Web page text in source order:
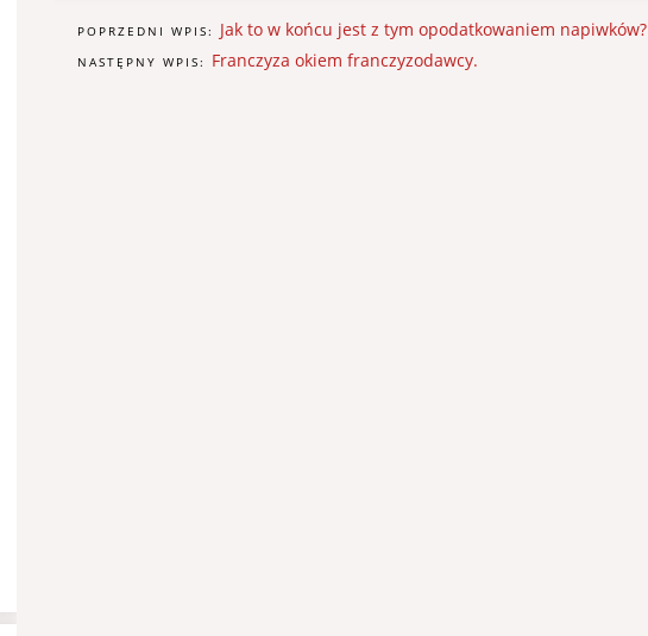
POPRZEDNI WPIS: Jak to w końcu jest z tym opodatkowaniem napiwków?
NASTĘPNY WPIS: Franczyza okiem franczyzodawcy.